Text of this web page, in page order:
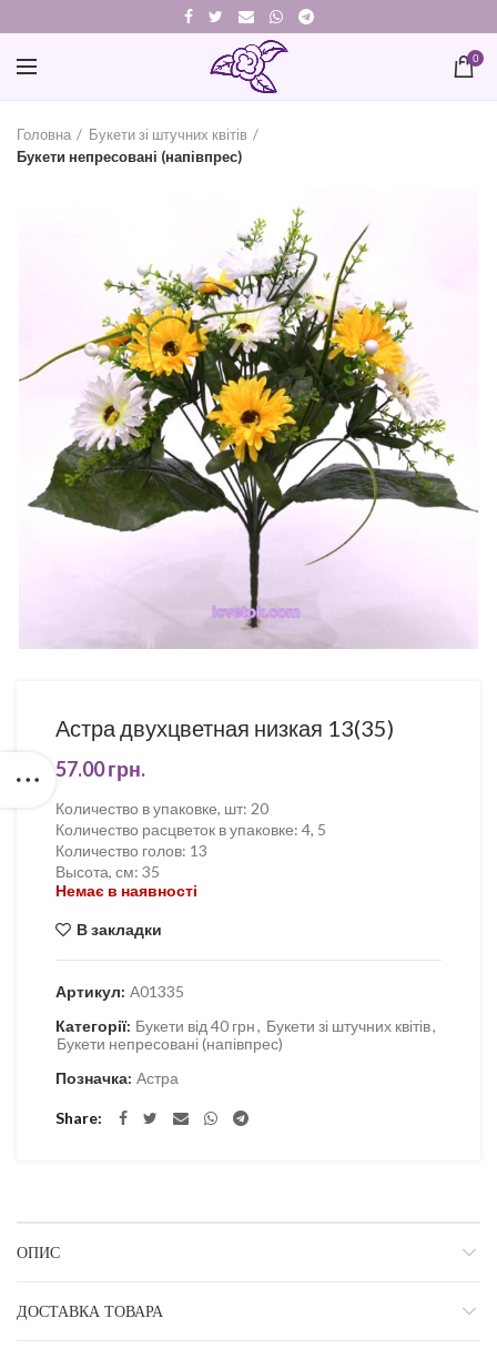
0
Головна
Букети зі штучних квітів
Букети непресовані (напівпрес)
Астра двухцветная низкая 13(35)
57.00грн.
Количество в упаковке, шт: 20
Количество расцветок в упаковке: 4, 5
Количество голов: 13
Высота, см: 35
Немає в наявності
В закладки
Артикул: А01335
Категорії: Букети від 40 грн, Букети зі штучних квітів,
Букети непресовані (напівпрес)
Позначка: Астра
Share
ОПИС
ДОСТАВКА ТОВАРА